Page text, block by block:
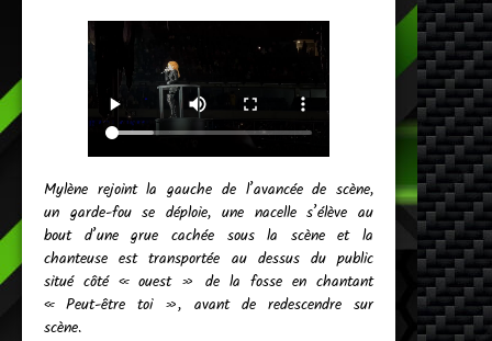
Mylène rejoint la gauche de l’avancée de scène,
un garde-fou se déploie, une nacelle s’élève au
bout d’une grue cachée sous la scène et la
chanteuse est transportée au dessus du public
situé côté « ouest » de la fosse en chantant
« Peut-être toi », avant de redescendre sur
scène.